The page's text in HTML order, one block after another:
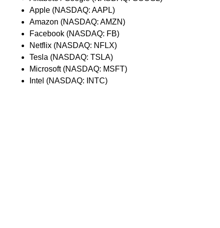
Apple (NASDAQ: AAPL)
Amazon (NASDAQ: AMZN)
Facebook (NASDAQ: FB)
Netflix (NASDAQ: NFLX)
Tesla (NASDAQ: TSLA)
Microsoft (NASDAQ: MSFT)
Intel (NASDAQ: INTC)